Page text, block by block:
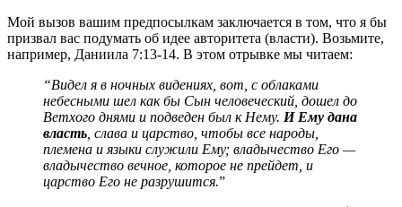
Мой вызов вашим предпосылкам заключается в том, что я бы
призвал вас подумать об идее авторитета (власти). Возьмите,
например, Даниила 7:13-14. В этом отрывке мы читаем:
“Видел я в ночных видениях, вот, с облаками
небесными шел как бы Сын человеческий, дошел до
Ветхого днями и подведен был к Нему. И Ему дана
власть , слава и царство, чтобы все народы,
племена и языки служили Ему; владычество Его —
владычество вечное, которое не прейдет, и
царство Его не разрушится.”